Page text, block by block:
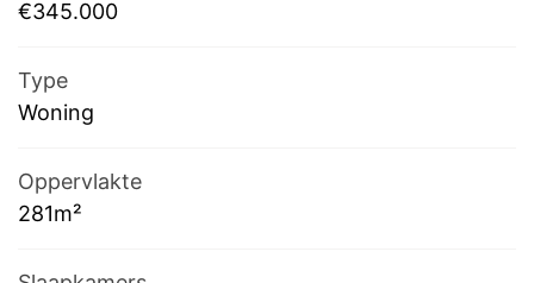
€345.000
Type
Woning
Oppervlakte
281m²